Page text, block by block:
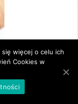
więcej o celu ich
Cookies w